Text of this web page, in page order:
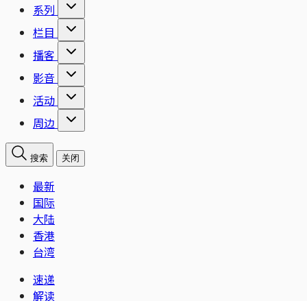
系列
栏目
播客
影音
活动
周边
搜索 关闭
最新
国际
大陆
香港
台湾
速递
解读